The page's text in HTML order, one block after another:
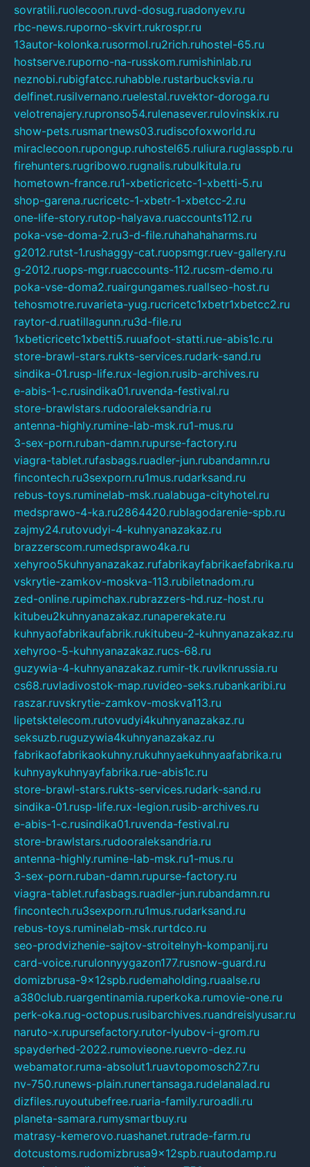
sovratili.ruolecoon.ruvd-dosug.ruadonyev.ru
rbc-news.ruporno-skvirt.rukrospr.ru
13autor-kolonka.rusormol.ru2rich.ruhostel-65.ru
hostserve.ruporno-na-russkom.rumishinlab.ru
neznobi.rubigfatcc.ruhabble.rustarbucksvia.ru
delfinet.rusilvernano.ruelestal.ruvektor-doroga.ru
velotrenajery.rupronso54.rulenasever.rulovinskix.ru
show-pets.rusmartnews03.rudiscofoxworld.ru
miraclecoon.rupongup.ruhostel65.ruliura.ruglasspb.ru
firehunters.rugribowo.rugnalis.rubulkitula.ru
hometown-france.ru1-xbeticricetc-1-xbetti-5.ru
shop-garena.rucricetc-1-xbetr-1-xbetcc-2.ru
one-life-story.rutop-halyava.ruaccounts112.ru
poka-vse-doma-2.ru3-d-file.ruhahahaharms.ru
g2012.rutst-1.rushaggy-cat.ruopsmgr.ruev-gallery.ru
g-2012.ruops-mgr.ruaccounts-112.rucsm-demo.ru
poka-vse-doma2.ruairgungames.ruallseo-host.ru
tehosmotre.ruvarieta-yug.rucricetc1xbetr1xbetcc2.ru
raytor-d.ruatillagunn.ru3d-file.ru
1xbeticricetc1xbetti5.ruuafoot-statti.rue-abis1c.ru
store-brawl-stars.rukts-services.rudark-sand.ru
sindika-01.rusp-life.rux-legion.rusib-archives.ru
e-abis-1-c.rusindika01.ruvenda-festival.ru
store-brawlstars.rudooraleksandria.ru
antenna-highly.rumine-lab-msk.ru1-mus.ru
3-sex-porn.ruban-damn.rupurse-factory.ru
viagra-tablet.rufasbags.ruadler-jun.rubandamn.ru
fincontech.ru3sexporn.ru1mus.rudarksand.ru
rebus-toys.ruminelab-msk.rualabuga-cityhotel.ru
medsprawo-4-ka.ru2864420.rublagodarenie-spb.ru
zajmy24.rutovudyi-4-kuhnyanazakaz.ru
brazzerscom.rumedsprawo4ka.ru
xehyroo5kuhnyanazakaz.rufabrikayfabrikaefabrika.ru
vskrytie-zamkov-moskva-113.rubiletnadom.ru
zed-online.rupimchax.rubrazzers-hd.ruz-host.ru
kitubeu2kuhnyanazakaz.runaperekate.ru
kuhnyaofabrikaufabrik.rukitubeu-2-kuhnyanazakaz.ru
xehyroo-5-kuhnyanazakaz.rucs-68.ru
guzywia-4-kuhnyanazakaz.rumir-tk.ruvlknrussia.ru
cs68.ruvladivostok-map.ruvideo-seks.rubankaribi.ru
raszar.ruvskrytie-zamkov-moskva113.ru
lipetsktelecom.rutovudyi4kuhnyanazakaz.ru
seksuzb.ruguzywia4kuhnyanazakaz.ru
fabrikaofabrikaokuhny.rukuhnyaekuhnyaafabrika.ru
kuhnyaykuhnyayfabrika.rue-abis1c.ru
store-brawl-stars.rukts-services.rudark-sand.ru
sindika-01.rusp-life.rux-legion.rusib-archives.ru
e-abis-1-c.rusindika01.ruvenda-festival.ru
store-brawlstars.rudooraleksandria.ru
antenna-highly.rumine-lab-msk.ru1-mus.ru
3-sex-porn.ruban-damn.rupurse-factory.ru
viagra-tablet.rufasbags.ruadler-jun.rubandamn.ru
fincontech.ru3sexporn.ru1mus.rudarksand.ru
rebus-toys.ruminelab-msk.rurtdco.ru
seo-prodvizhenie-sajtov-stroitelnyh-kompanij.ru
card-voice.rurulonnyygazon177.rusnow-guard.ru
domizbrusa-9x12spb.rudemaholding.ruaalse.ru
a380club.ruargentinamia.ruperkoka.rumovie-one.ru
perk-oka.rug-octopus.rusibarchives.ruandreislyusar.ru
naruto-x.rupursefactory.rutor-lyubov-i-grom.ru
spayderhed-2022.rumovieone.ruevro-dez.ru
webamator.ruma-absolut1.ruavtopomosch27.ru
nv-750.runews-plain.runertansaga.rudelanalad.ru
dizfiles.ruyoutubefree.ruaria-family.ruroadli.ru
planeta-samara.rumysmartbuy.ru
matrasy-kemerovo.ruashanet.rutrade-farm.ru
dotcustoms.rudomizbrusa9x12spb.ruautodamp.ru